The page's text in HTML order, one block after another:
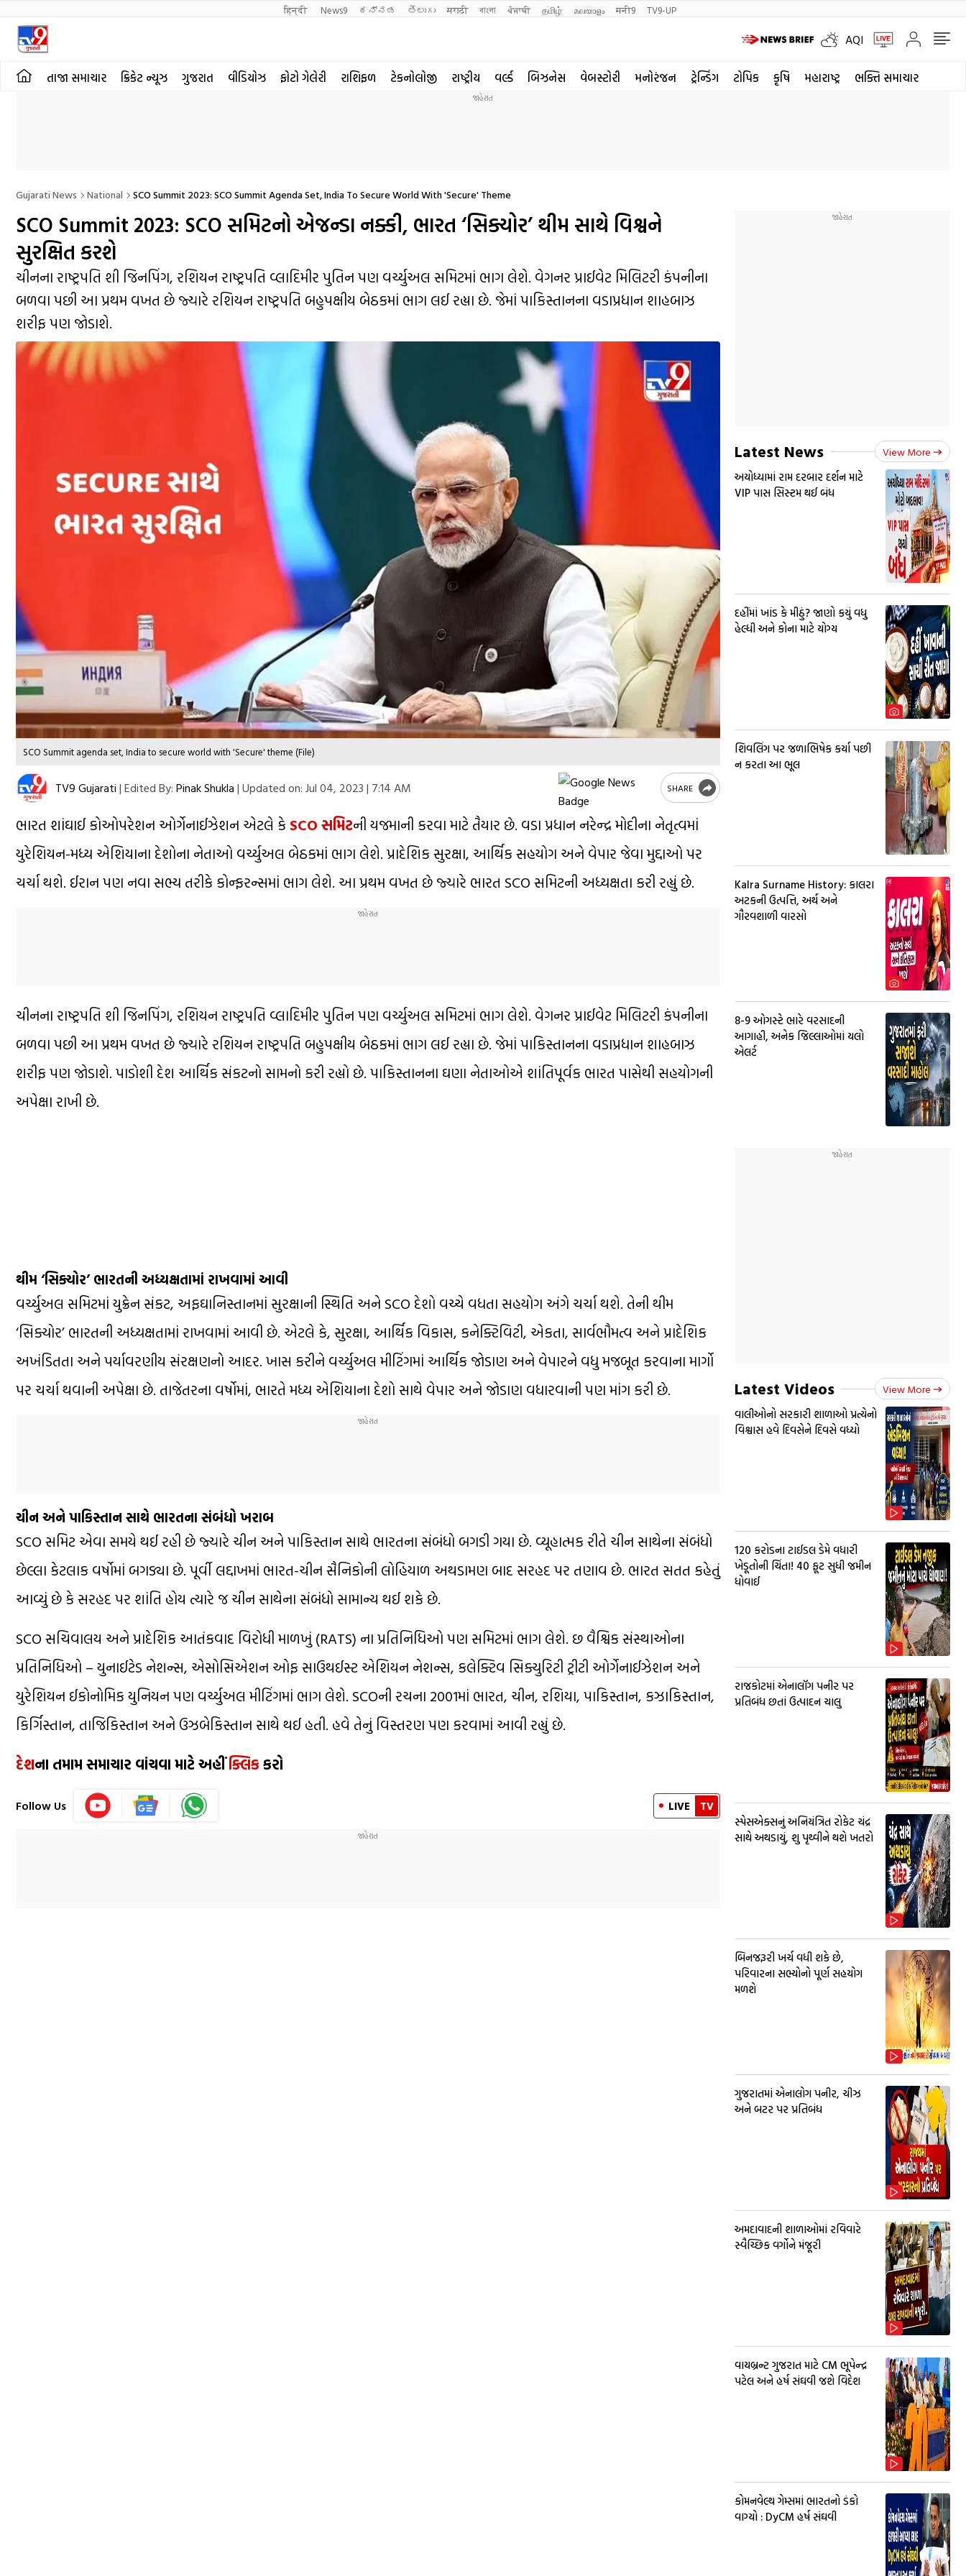
हिन्दी News9 ಕನ್ನಡ తెలుగు मराठी বাংলা ਪੰਜਾਬੀ தமிழ் മലയാളം मनी9 TV9-UP
AQI
તાજા સમાચાર ક્રિકેટ ન્યૂઝ ગુજરાત વીડિયોઝ ફોટો ગેલેરી રાશિફળ ટેકનોલોજી રાષ્ટ્રીય વર્લ્ડ બિઝનેસ વેબસ્ટોરી મનોરંજન ટ્રેન્ડિંગ ટોપિક કૃષિ મહારાષ્ટ્ર ભક્તિ સમાચાર
Gujarati News National SCO Summit 2023: SCO Summit Agenda Set, India To Secure World With 'Secure' Theme
SCO Summit 2023: SCO સમિટનો એજન્ડા નક્કી, ભારત ‘સિક્યોર’ થીમ સાથે વિશ્વને
સુરક્ષિત કરશે
ચીનના રાષ્ટ્રપતિ શી જિનપિંગ, રશિયન રાષ્ટ્રપતિ વ્લાદિમીર પુતિન પણ વર્ચ્યુઅલ સમિટમાં ભાગ લેશે. વેગનર પ્રાઈવેટ મિલિટરી કંપનીના
બળવા પછી આ પ્રથમ વખત છે જ્યારે રશિયન રાષ્ટ્રપતિ બહુપક્ષીય બેઠકમાં ભાગ લઈ રહ્યા છે. જેમાં પાકિસ્તાનના વડાપ્રધાન શાહબાઝ
શરીફ પણ જોડાશે.
SCO Summit agenda set, India to secure world with 'Secure' theme (File)
TV9 Gujarati | Edited By: Pinak Shukla | Updated on: Jul 04, 2023 | 7:14 AM SHARE
ભારત શાંઘાઈ કોઓપરેશન ઓર્ગેનાઈઝેશન એટલે કે SCO સમિટની યજમાની કરવા માટે તૈયાર છે. વડા પ્રધાન નરેન્દ્ર મોદીના નેતૃત્વમાં
યુરેશિયન-મધ્ય એશિયાના દેશોના નેતાઓ વર્ચ્યુઅલ બેઠકમાં ભાગ લેશે. પ્રાદેશિક સુરક્ષા, આર્થિક સહયોગ અને વેપાર જેવા મુદ્દાઓ પર
ચર્ચા થશે. ઈરાન પણ નવા સભ્ય તરીકે કોન્ફરન્સમાં ભાગ લેશે. આ પ્રથમ વખત છે જ્યારે ભારત SCO સમિટની અધ્યક્ષતા કરી રહ્યું છે.
ચીનના રાષ્ટ્રપતિ શી જિનપિંગ, રશિયન રાષ્ટ્રપતિ વ્લાદિમીર પુતિન પણ વર્ચ્યુઅલ સમિટમાં ભાગ લેશે. વેગનર પ્રાઈવેટ મિલિટરી કંપનીના
બળવા પછી આ પ્રથમ વખત છે જ્યારે રશિયન રાષ્ટ્રપતિ બહુપક્ષીય બેઠકમાં ભાગ લઈ રહ્યા છે. જેમાં પાકિસ્તાનના વડાપ્રધાન શાહબાઝ
શરીફ પણ જોડાશે. પાડોશી દેશ આર્થિક સંકટનો સામનો કરી રહ્યો છે. પાકિસ્તાનના ઘણા નેતાઓએ શાંતિપૂર્વક ભારત પાસેથી સહયોગની
અપેક્ષા રાખી છે.
થીમ ‘સિક્યોર’ ભારતની અધ્યક્ષતામાં રાખવામાં આવી
વર્ચ્યુઅલ સમિટમાં યુક્રેન સંકટ, અફઘાનિસ્તાનમાં સુરક્ષાની સ્થિતિ અને SCO દેશો વચ્ચે વધતા સહયોગ અંગે ચર્ચા થશે. તેની થીમ
‘સિક્યોર’ ભારતની અધ્યક્ષતામાં રાખવામાં આવી છે. એટલે કે, સુરક્ષા, આર્થિક વિકાસ, કનેક્ટિવિટી, એકતા, સાર્વભૌમત્વ અને પ્રાદેશિક
અખંડિતતા અને પર્યાવરણીય સંરક્ષણનો આદર. ખાસ કરીને વર્ચ્યુઅલ મીટિંગમાં આર્થિક જોડાણ અને વેપારને વધુ મજબૂત કરવાના માર્ગો
પર ચર્ચા થવાની અપેક્ષા છે. તાજેતરના વર્ષોમાં, ભારતે મધ્ય એશિયાના દેશો સાથે વેપાર અને જોડાણ વધારવાની પણ માંગ કરી છે.
ચીન અને પાકિસ્તાન સાથે ભારતના સંબંધો ખરાબ
SCO સમિટ એવા સમયે થઈ રહી છે જ્યારે ચીન અને પાકિસ્તાન સાથે ભારતના સંબંધો બગડી ગયા છે. વ્યૂહાત્મક રીતે ચીન સાથેના સંબંધો
છેલ્લા કેટલાક વર્ષોમાં બગડ્યા છે. પૂર્વી લદ્દાખમાં ભારત-ચીન સૈનિકોની લોહિયાળ અથડામણ બાદ સરહદ પર તણાવ છે. ભારત સતત કહેતું
આવ્યું છે કે સરહદ પર શાંતિ હોય ત્યારે જ ચીન સાથેના સંબંધો સામાન્ય થઈ શકે છે.
SCO સચિવાલય અને પ્રાદેશિક આતંકવાદ વિરોધી માળખું (RATS) ના પ્રતિનિધિઓ પણ સમિટમાં ભાગ લેશે. છ વૈશ્વિક સંસ્થાઓના
પ્રતિનિધિઓ – યુનાઈટેડ નેશન્સ, એસોસિએશન ઓફ સાઉથઈસ્ટ એશિયન નેશન્સ, કલેક્ટિવ સિક્યુરિટી ટ્રીટી ઓર્ગેનાઈઝેશન અને
યુરેશિયન ઈકોનોમિક યુનિયન પણ વર્ચ્યુઅલ મીટિંગમાં ભાગ લેશે. SCOની રચના 2001માં ભારત, ચીન, રશિયા, પાકિસ્તાન, કઝાકિસ્તાન,
કિર્ગિસ્તાન, તાજિકિસ્તાન અને ઉઝબેકિસ્તાન સાથે થઈ હતી. હવે તેનું વિસ્તરણ પણ કરવામાં આવી રહ્યું છે.
દેશના તમામ સમાચાર વાંચવા માટે અહીંક્લિક કરો
Follow Us LIVE TV
Latest News View More
અયોધ્યામાં રામ દરબાર દર્શન માટે
VIP પાસ સિસ્ટમ થઈ બંધ
દહીંમાં ખાંડ કે મીઠું? જાણો કયું વધુ
હેલ્ધી અને કોના માટે યોગ્ય
શિવલિંગ પર જળાભિષેક કર્યા પછી
ન કરતા આ ભૂલ
Kalra Surname History: કાલરા
અટકની ઉત્પત્તિ, અર્થ અને
ગૌરવશાળી વારસો
8-9 ઓગસ્ટે ભારે વરસાદની
આગાહી, અનેક જિલ્લાઓમાં યલો
એલર્ટ
Latest Videos View More
વાલીઓનો સરકારી શાળાઓ પ્રત્યેનો
વિશ્વાસ હવે દિવસેને દિવસે વધ્યો
₹120 કરોડના ટાઈડલ ડેમે વધારી
ખેડૂતોની ચિંતા! 40 ફૂટ સુધી જમીન
ધોવાઈ
રાજકોટમાં એનાલૉગ પનીર પર
પ્રતિબંધ છતાં ઉત્પાદન ચાલુ
સ્પેસએક્સનું અનિયંત્રિત રોકેટ ચંદ્ર
સાથે અથડાયું, શુ પૃથ્વીને થશે ખતરો
બિનજરૂરી ખર્ચ વધી શકે છે,
પરિવારના સભ્યોનો પૂર્ણ સહયોગ
મળશે
ગુજરાતમાં એનાલોગ પનીર, ચીઝ
અને બટર પર પ્રતિબંધ
અમદાવાદની શાળાઓમાં રવિવારે
સ્વૈચ્છિક વર્ગોને મંજૂરી
વાયબ્રન્ટ ગુજરાત માટે CM ભૂપેન્દ્ર
પટેલ અને હર્ષ સંઘવી જશે વિદેશ
કોમનવેલ્થ ગેમ્સમાં ભારતનો ડંકો
વાગ્યો : DyCM હર્ષ સંઘવી